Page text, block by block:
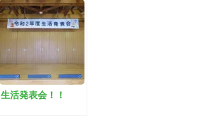
生活発表会！！